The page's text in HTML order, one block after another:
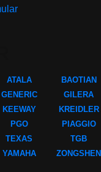
ATALA
GENERIC
KEEWAY
PGO
TEXAS
YAMAHA
BAOTIAN
GILERA
KREIDLER
PIAGGIO
TGB
ZONGSHEN